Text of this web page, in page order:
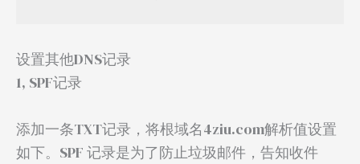
设置其他DNS记录
1, SPF记录
添加一条TXT记录，将根域名4ziu.com解析值设置
如下。SPF 记录是为了防止垃圾邮件，告知收件